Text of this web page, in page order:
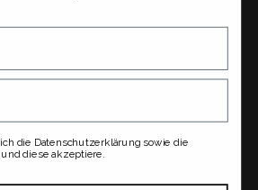
die Datenschutzerklärung sowie die
diese akzeptiere.